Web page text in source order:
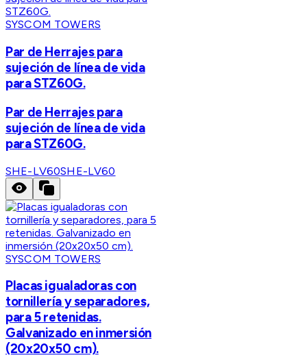
SYSCOM TOWERS
Par de Herrajes para
sujeción de línea de vida
para STZ60G.
Par de Herrajes para
sujeción de línea de vida
para STZ60G.
SHE-LV60SHE-LV60
SYSCOM TOWERS
Placas igualadoras con
tornillería y separadores,
para 5 retenidas.
Galvanizado en inmersión
(20x20x50 cm).